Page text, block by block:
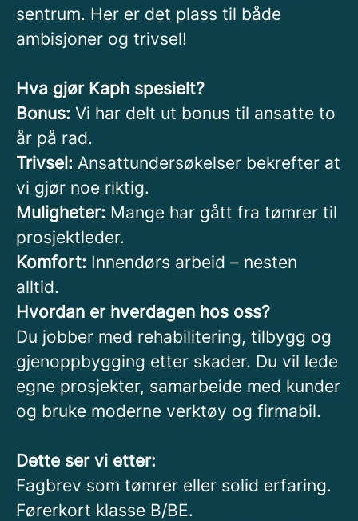
sentrum. Her er det plass til både
ambisjoner og trivsel!
Hva gjør Kaph spesielt?
Bonus: Vi har delt ut bonus til ansatte to
år på rad.
Trivsel: Ansattundersøkelser bekrefter at
vi gjør noe riktig.
Muligheter: Mange har gått fra tømrer til
prosjektleder.
Komfort: Innendørs arbeid – nesten
alltid.
Hvordan er hverdagen hos oss?
Du jobber med rehabilitering, tilbygg og
gjenoppbygging etter skader. Du vil lede
egne prosjekter, samarbeide med kunder
og bruke moderne verktøy og firmabil.
Dette ser vi etter:
Fagbrev som tømrer eller solid erfaring.
Førerkort klasse B/BE.